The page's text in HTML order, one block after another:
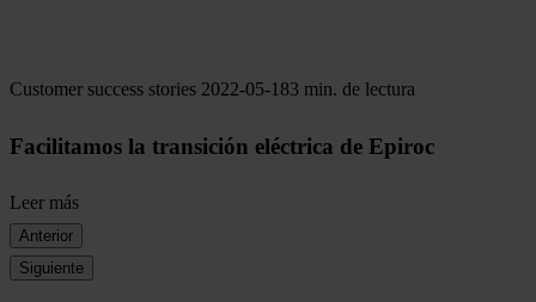
Customer success stories 2022-05-183 min. de lectura
Facilitamos la transición eléctrica de Epiroc
Leer más
Anterior
Siguiente